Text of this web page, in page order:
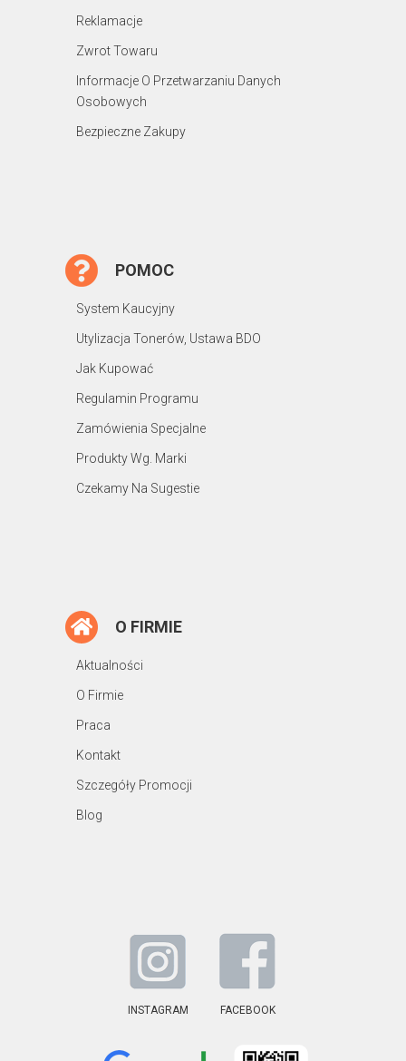
Reklamacje
Zwrot Towaru
Informacje O Przetwarzaniu Danych
Osobowych
Bezpieczne Zakupy
POMOC
System Kaucyjny
Utylizacja Tonerów, Ustawa BDO
Jak Kupować
Regulamin Programu
Zamówienia Specjalne
Produkty Wg. Marki
Czekamy Na Sugestie
O FIRMIE
Aktualności
O Firmie
Praca
Kontakt
Szczegóły Promocji
Blog
INSTAGRAM FACEBOOK